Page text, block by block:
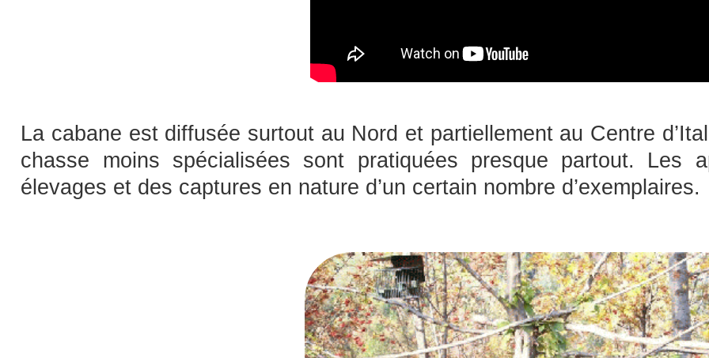
La cabane est diffusée surtout au Nord et partiellement au Centre
chasse moins spécialisées sont pratiquées presque partout. Les
élevages et des captures en nature d’un certain nombre d’exemplaires.